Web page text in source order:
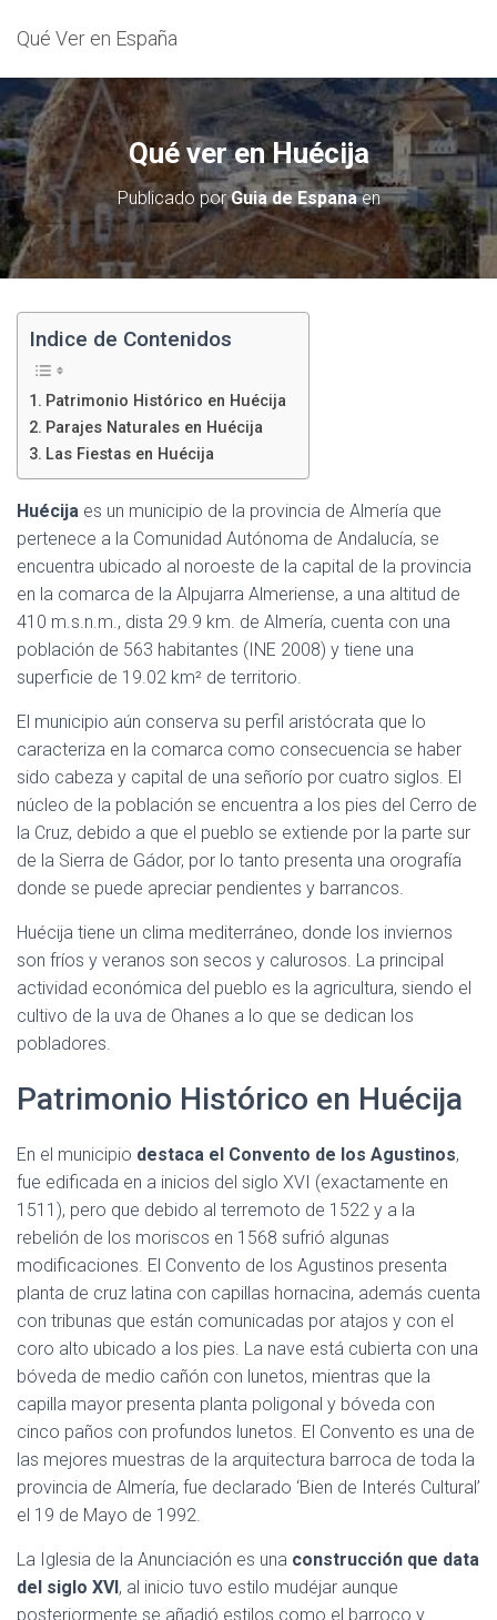
Qué Ver en España
Qué ver en Huécija
Publicado porGuia de Espanaen
Indice de Contenidos
Patrimonio Histórico en Huécija
Parajes Naturales en Huécija
Las Fiestas en Huécija
Huécija es un municipio de la provincia de Almería que
pertenece a la Comunidad Autónoma de Andalucía, se
encuentra ubicado al noroeste de la capital de la provincia
en la comarca de la Alpujarra Almeriense, a una altitud de
410 m.s.n.m., dista 29.9 km. de Almería, cuenta con una
población de 563 habitantes (INE 2008) y tiene una
superficie de 19.02 km² de territorio.
El municipio aún conserva su perfil aristócrata que lo
caracteriza en la comarca como consecuencia se haber
sido cabeza y capital de una señorío por cuatro siglos. El
núcleo de la población se encuentra a los pies del Cerro de
la Cruz, debido a que el pueblo se extiende por la parte sur
de la Sierra de Gádor, por lo tanto presenta una orografía
donde se puede apreciar pendientes y barrancos.
Huécija tiene un clima mediterráneo, donde los inviernos
son fríos y veranos son secos y calurosos. La principal
actividad económica del pueblo es la agricultura, siendo el
cultivo de la uva de Ohanes a lo que se dedican los
pobladores.
Patrimonio Histórico en Huécija
En el municipio destaca el Convento de los Agustinos,
fue edificada en a inicios del siglo XVI (exactamente en
1511), pero que debido al terremoto de 1522 y a la
rebelión de los moriscos en 1568 sufrió algunas
modificaciones. El Convento de los Agustinos presenta
planta de cruz latina con capillas hornacina, además cuenta
con tribunas que están comunicadas por atajos y con el
coro alto ubicado a los pies. La nave está cubierta con una
bóveda de medio cañón con lunetos, mientras que la
capilla mayor presenta planta poligonal y bóveda con
cinco paños con profundos lunetos. El Convento es una de
las mejores muestras de la arquitectura barroca de toda la
provincia de Almería, fue declarado ‘Bien de Interés Cultural’
el 19 de Mayo de 1992.
La Iglesia de la Anunciación es una construcción que data
del siglo XVI, al inicio tuvo estilo mudéjar aunque
posteriormente se añadió estilos como el barroco y